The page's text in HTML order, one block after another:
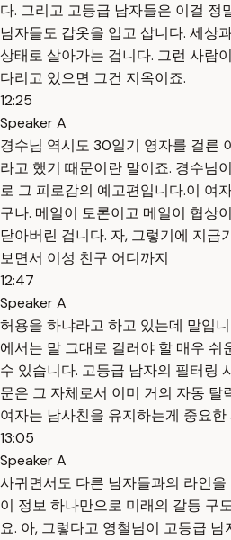
다. 그리고 고등급 남자들은 이걸 정
남자들도 갑옷을 입고 삽니다. 세상
상태로 살아가는 겁니다. 그런 사람
다리고 있으면 그건 지옥이죠.
12:25
Speaker A
경수님 역시도 30일기 영자를 걸른
라고 했기 때문이란 말이죠. 경수님
로 그 피로감의 예고편입니다.이 여
구나. 메일이 토론이고 메일이 협상
닫아버린 겁니다. 자, 그렇기에 지금
보면서 이성 친구 어디까지
12:47
Speaker A
허용을 하냐라고 하고 있는데 말입
에서는 말 그대로 걸러야 할 매우 쉬
수 있습니다. 고등급 남자의 필터링
문은 그 자체로서 이미 거의 자동 탈
여자는 남사친을 유지하는게 중요
13:05
Speaker A
사귀면서도 다른 남자들과의 라인
이 정보 하나만으로 미래의 갈등 구
요. 아, 그렇다고 영철님이 고등급